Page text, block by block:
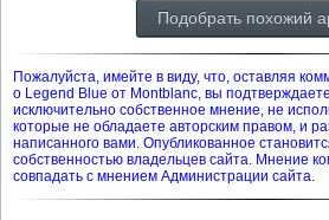
Подобрать похожий
Пожалуйста, имейте в виду, что, оставляя
о Legend Blue от Montblanc, вы
исключительно собственное мнение, не
которые не обладаете авторским правом, и
написанного вами. Опубликованное
собственностью владельцев сайта. Мнение
совпадать с мнением Администрации сайта.